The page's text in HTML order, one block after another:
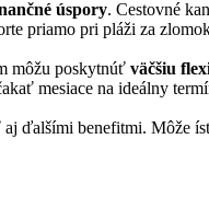
úspory. Cestovné
priamo pri pláži za
môžu poskytnúť väčšiu
mesiace na ideálny
aj ďalšími benefitmi. Môže